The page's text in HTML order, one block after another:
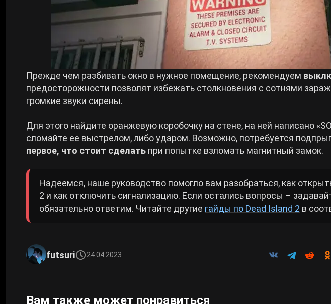
Прежде чем разбивать окно в нужное помещение, рекомендуем
предосторожности позволят избежать столкновения с сотнями
громкие звуки сирены.
Для этого найдите оранжевую коробочку на стене, на ней написано
сломайте ее выстрелом, либо ударом. Возможно, потребуется
первое, что стоит сделать при попытке взломать магнитный замок.
Надеемся, наше руководство помогло вам разобраться, как
2 и как отключить сигнализацию. Если остались вопросы –
обязательно ответим. Читайте другие гайды по Dead Island 2 в
futsuri 24.04.2023
Вам также может понравиться